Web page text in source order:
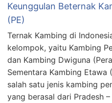
Keunggulan Beternak
(PE)
Ternak Kambing di
kelompok, yaitu Kambing
dan Kambing Dwiguna
Sementara Kambing Etawa
salah satu jenis kambing
yang berasal dari Pradesh